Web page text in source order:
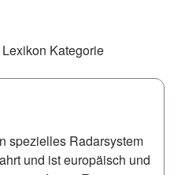
Kategorie
spezielles Radarsystem
und ist europäisch und